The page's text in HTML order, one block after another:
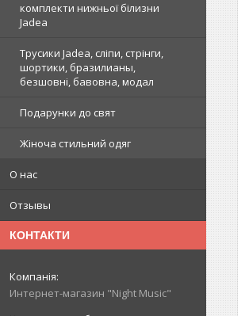
комплекти нижньої білизни
Jadea
Трусики Jadea, сліпи, стрінги,
шортики, бразилианы,
безшовні, бавовна, модал
Подарунки до свят
Жіноча стильний одяг
О нас
Отзывы
КОНТАКТИ
Интернет-магазин "Night Music"